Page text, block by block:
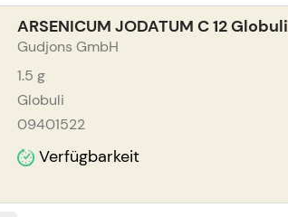
ARSENICUM JODATUM C 12 Globuli
Gudjons GmbH
1.5 g
Globuli
09401522
Verfügbarkeit